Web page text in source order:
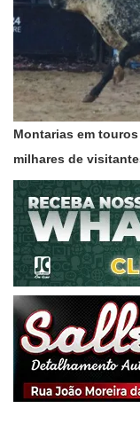
Montarias em
milhares de